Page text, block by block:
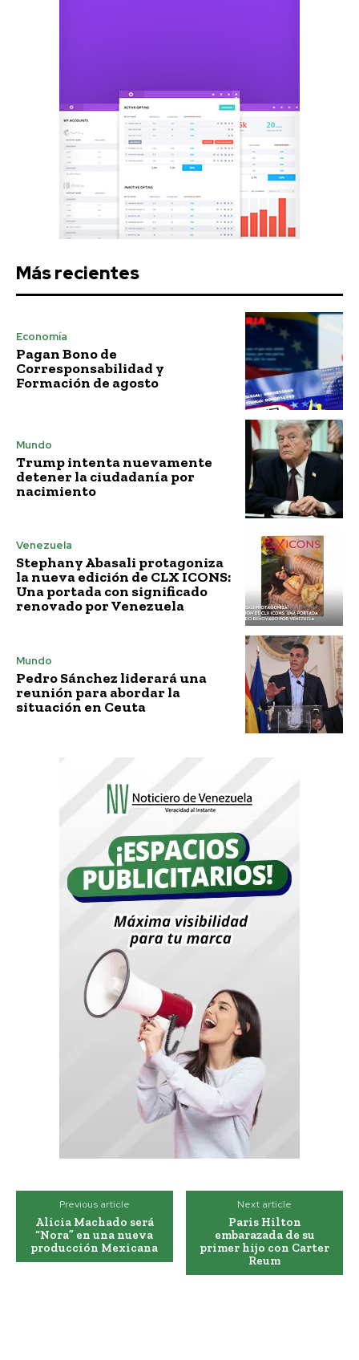
Más recientes
Economía
Pagan Bono de
Corresponsabilidad y
Formación de agosto
Mundo
Trump intenta nuevamente
detener la ciudadanía por
nacimiento
Venezuela
Stephany Abasali protagoniza
la nueva edición de CLX ICONS:
Una portada con significado
renovado por Venezuela
Mundo
Pedro Sánchez liderará una
reunión para abordar la
situación en Ceuta
Previous article
Alicia Machado será
“Nora” en una nueva
producción Mexicana
Next article
Paris Hilton
embarazada de su
primer hijo con Carter
Reum